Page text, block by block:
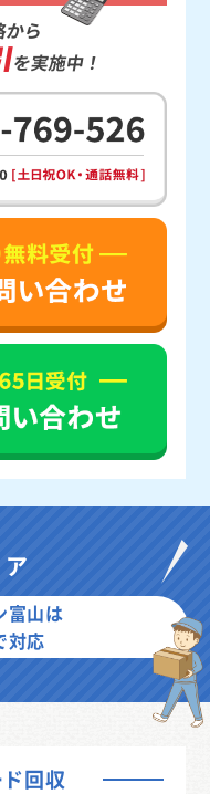
ら
を実施中！
富山は
対応
回収